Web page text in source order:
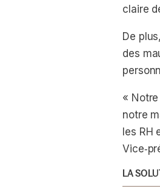
claire
De
des
«
notre
les RH
LA